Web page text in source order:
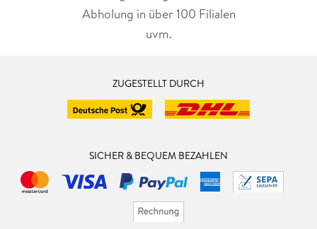
Abholung in über 100 Filialen
uvm.
ZUGESTELLT DURCH
SICHER & BEQUEM BEZAHLEN